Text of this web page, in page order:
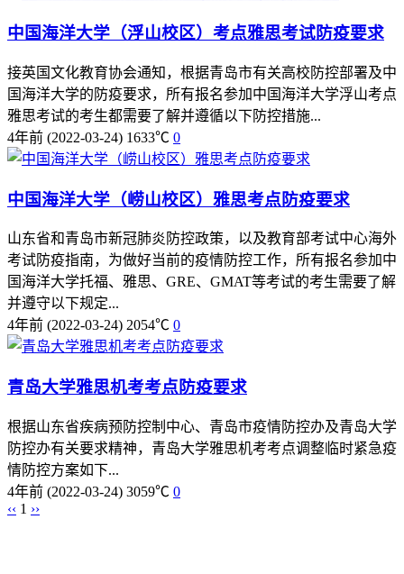
中国海洋大学（浮山校区）考点雅思考试防疫要求
接英国文化教育协会通知，根据青岛市有关高校防控部署及中
国海洋大学的防疫要求，所有报名参加中国海洋大学浮山考点
雅思考试的考生都需要了解并遵循以下防控措施...
4年前 (2022-03-24) 1633℃ 0
中国海洋大学（崂山校区）雅思考点防疫要求
山东省和青岛市新冠肺炎防控政策，以及教育部考试中心海外
考试防疫指南，为做好当前的疫情防控工作，所有报名参加中
国海洋大学托福、雅思、GRE、GMAT等考试的考生需要了解
并遵守以下规定...
4年前 (2022-03-24) 2054℃ 0
青岛大学雅思机考考点防疫要求
根据山东省疾病预防控制中心、青岛市疫情防控办及青岛大学
防控办有关要求精神，青岛大学雅思机考考点调整临时紧急疫
情防控方案如下...
4年前 (2022-03-24) 3059℃ 0
‹‹ 1 ››